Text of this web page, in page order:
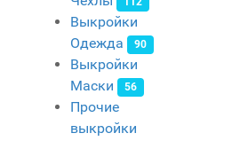
Выкройки
Одежда
90
Выкройки
Маски
56
Прочие
выкройки